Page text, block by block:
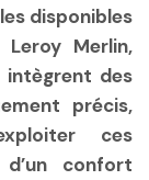
disponibles
Merlin,
intègrent des
précis,
ces
confort